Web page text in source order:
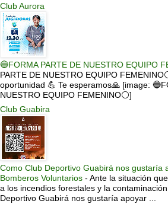
Club Aurora
🔵FORMA PARTE DE NUESTRO EQUIPO
PARTE DE NUESTRO EQUIPO
oportunidad 💪 Te esperamos🙏 [image:
NUESTRO EQUIPO FEMENINO⚪]
Club Guabira
Como Club Deportivo Guabirá nos gustaría
Bomberos Voluntarios - Ante la situación
a los incendios forestales y la
Deportivo Guabirá nos gustaría apoyar ...